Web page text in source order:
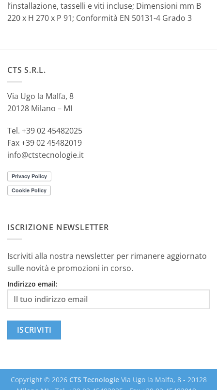
l’installazione, tasselli e viti incluse; Dimensioni mm B
220 x H 270 x P 91; Conformità EN 50131-4 Grado 3
CTS S.R.L.
Via Ugo la Malfa, 8
20128 Milano – MI
Tel. +39 02 45482025
Fax +39 02 45482019
info@ctstecnologie.it
ISCRIZIONE NEWSLETTER
Iscriviti alla nostra newsletter per rimanere aggiornato
sulle novità e promozioni in corso.
Indirizzo email:
Copyright © 2026 CTS Tecnologie Via Ugo la Malfa, 8 - 20128